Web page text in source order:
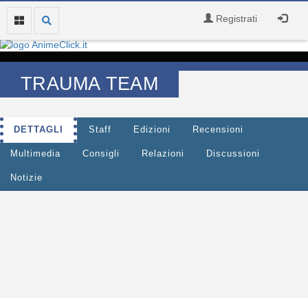
Registrati
TRAUMA TEAM
DETTAGLI Staff Edizioni Recensioni
Multimedia Consigli Relazioni Discussioni
Notizie